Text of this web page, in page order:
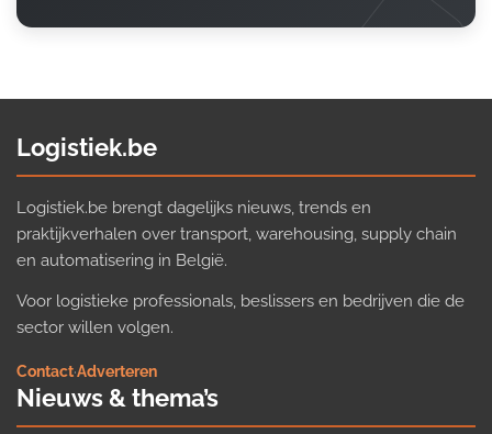
Logistiek.be
Logistiek.be brengt dagelijks nieuws, trends en
praktijkverhalen over transport, warehousing, supply chain
en automatisering in België.
Voor logistieke professionals, beslissers en bedrijven die de
sector willen volgen.
Contact·Adverteren
Nieuws & thema’s